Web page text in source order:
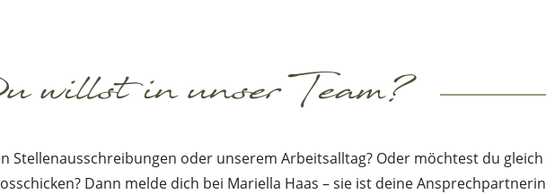
willst in unser Team?
Stellenausschreibungen oder unserem Arbeitsalltag? Oder möchtest du gleich
Dann melde dich bei Mariella Haas – sie ist deine Ansprechpartnerin